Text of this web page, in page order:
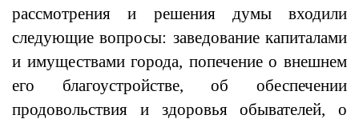
рассмотрения и решения думы входили
следующие вопросы: заведование капиталами
и имуществами города, попечение о внешнем
его благоустройстве, об обеспечении
продовольствия и здоровья обывателей, о